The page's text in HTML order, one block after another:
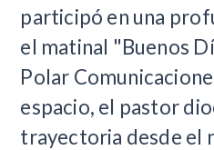
participó en una
el matinal "Buenos
Polar
espacio, el pastor
trayectoria desde el